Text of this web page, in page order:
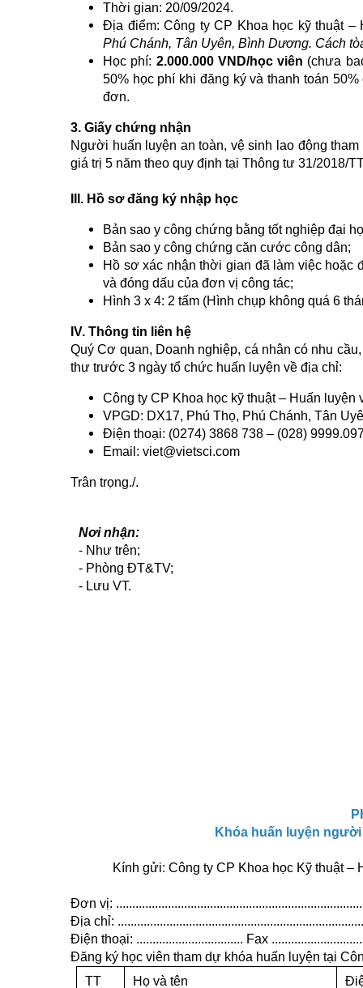
Thời gian: 20/09/2024.
Địa điểm: Công ty CP Khoa học kỹ thuật
Phú Chánh, Tân Uyên, Bình Dương. Cách
Học phí: 2.000.000 VND/học viên (chưa
50% học phí khi đăng ký và thanh toán
đơn.
3. Giấy chứng nhận
Người huấn luyện an toàn, vệ sinh lao động
giá trị 5 năm theo quy định tại Thông tư 31/2018/
III. Hồ sơ đăng ký nhập học
Bản sao y công chứng bằng tốt nghiệp đại
Bản sao y công chứng căn cước công dân;
Hồ sơ xác nhận thời gian đã làm việc hoặc
và đóng dấu của đơn vị công tác;
Hình 3 x 4: 2 tấm (Hình chụp không quá 6
IV. Thông tin liên hệ
Quý Cơ quan, Doanh nghiệp, cá nhân có nhu
thư trước 3 ngày tổ chức huấn luyện về địa chỉ:
Công ty CP Khoa học kỹ thuật – Huấn luyện
VPGD: DX17, Phú Thọ, Phú Chánh, Tân
Điện thoại: (0274) 3868 738 – (028)
Email: viet@vietsci.com
Trân trọng./.
Nơi nhận:
- Như trên;
- Phòng ĐT&TV;
- Lưu VT.
Khóa huấn luyện
Kính gửi: Công ty CP Khoa học Kỹ thuật –
Đơn vị:
Địa chỉ:
Điện thoại: ................................. Fax
Đăng ký học viên tham dự khóa huấn luyện tại
TT
Họ và tên